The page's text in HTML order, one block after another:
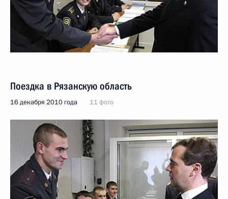
Поездка в Рязанскую область
16 декабря 2010 года 11 фото